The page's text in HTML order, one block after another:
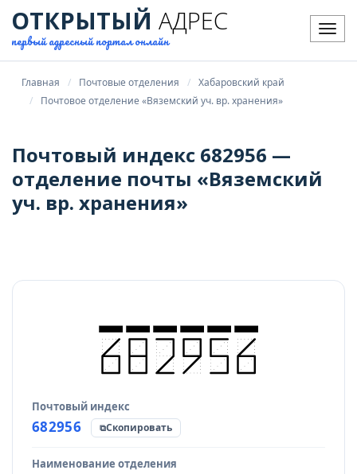
ОТКРЫТЫЙ АДРЕС
первый адресный портал онлайн
Главная Почтовые отделения
Хабаровский край
Почтовое отделение «Вяземский уч. вр. хранения»
Почтовый индекс 682956 —
отделение почты «Вяземский
уч. вр. хранения»
Почтовый индекс
682956 Скопировать
Наименование отделения
Источник данных